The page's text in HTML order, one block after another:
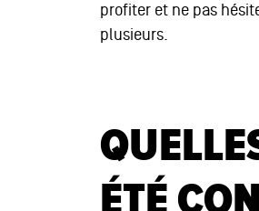
profiter et ne pas
plusieurs.